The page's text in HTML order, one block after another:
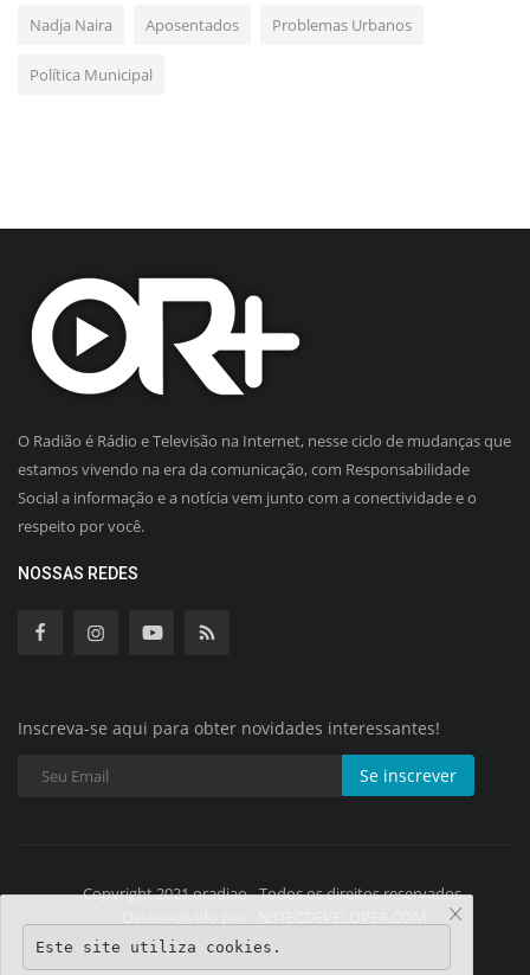
Nadja Naira Aposentados Problemas Urbanos
Política Municipal
O Radião é Rádio e Televisão na Internet, nesse ciclo de mudanças que
estamos vivendo na era da comunicação, com Responsabilidade
Social a informação e a notícia vem junto com a conectividade e o
respeito por você.
NOSSAS REDES
Inscreva-se aqui para obter novidades interessantes!
Se inscrever
Copyright 2021 oradiao - Todos os direitos reservados.
Este site utiliza cookies.